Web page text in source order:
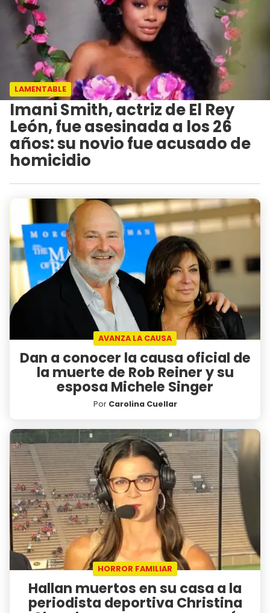
LAMENTABLE
Imani Smith, actriz de El Rey
León, fue asesinada a los 26
años: su novio fue acusado de
homicidio
AVANZA LA CAUSA
Dan a conocer la causa oficial de
la muerte de Rob Reiner y su
esposa Michele Singer
Por Carolina Cuellar
HORROR FAMILIAR
Hallan muertos en su casa a la
periodista deportiva Christina